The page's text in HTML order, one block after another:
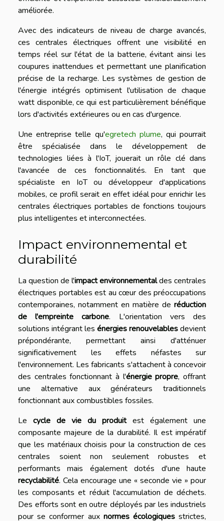
améliorée.
Avec des indicateurs de niveau de charge avancés,
ces centrales électriques offrent une visibilité en
temps réel sur l'état de la batterie, évitant ainsi les
coupures inattendues et permettant une planification
précise de la recharge. Les systèmes de gestion de
l'énergie intégrés optimisent l'utilisation de chaque
watt disponible, ce qui est particulièrement bénéfique
lors d'activités extérieures ou en cas d'urgence.
Une entreprise telle qu'egretech plume, qui pourrait
être spécialisée dans le développement de
technologies liées à l'IoT, jouerait un rôle clé dans
l'avancée de ces fonctionnalités. En tant que
spécialiste en IoT ou développeur d'applications
mobiles, ce profil serait en effet idéal pour enrichir les
centrales électriques portables de fonctions toujours
plus intelligentes et interconnectées.
Impact environnemental et
durabilité
La question de l'impact environnementaldes centrales
électriques portables est au cœur des préoccupations
contemporaines, notamment en matière de réduction
de l'empreinte carbone. L'orientation vers des
solutions intégrant les énergies renouvelablesdevient
prépondérante, permettant ainsi d'atténuer
significativement les effets néfastes sur
l'environnement. Les fabricants s'attachent à concevoir
des centrales fonctionnant à l'énergie propre, offrant
une alternative aux générateurs traditionnels
fonctionnant aux combustibles fossiles.
Le cycle de vie du produitest également une
composante majeure de la durabilité. Il est impératif
que les matériaux choisis pour la construction de ces
centrales soient non seulement robustes et
performants mais également dotés d'une haute
recyclabilité. Cela encourage une « seconde vie » pour
les composants et réduit l'accumulation de déchets.
Des efforts sont en outre déployés par les industriels
pour se conformer aux normes écologiquesstrictes,